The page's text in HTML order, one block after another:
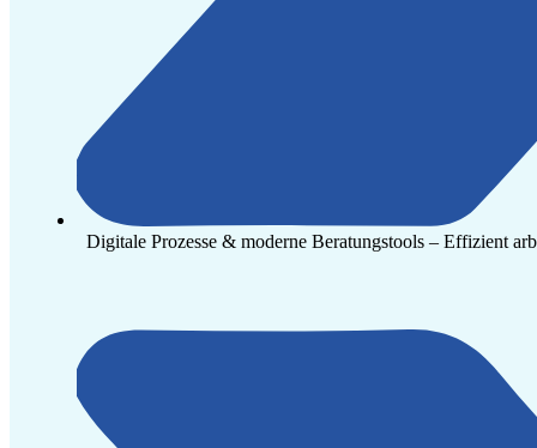
Digitale Prozesse & moderne Beratungstools – Effizient